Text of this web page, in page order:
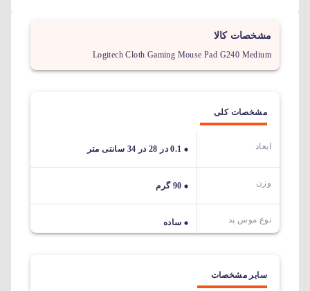
مشخصات کالا
Logitech Cloth Gaming Mouse Pad G240 Medium
مشخصات کلی
ابعاد 0.1 در 28 در 34 سانتی متر
وزن 90 گرم
نوع موس پد ساده
سایر مشخصات